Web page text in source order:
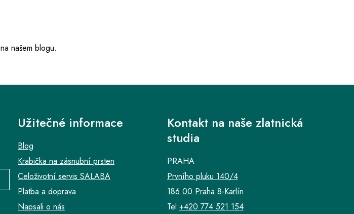
na našem blogu.
Užitečné informace
Blog
Krabička na zásnubní prsten
Celoživotní servis SALABA
Platba a doprava
Napsali o nás
Kontakt na naše zlatnická
studia
PRAHA
Prvního pluku 140/4
186 00 Praha 8-Karlín
Tel:+420 774 521 154